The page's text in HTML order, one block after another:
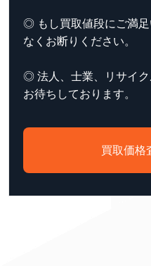
◎ もし買取値段にご満
なくお断りください。
◎ 法人、士業、リサイ
お待ちしております。
買取価格